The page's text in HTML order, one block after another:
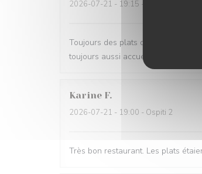
2026-07-21 - 19:15 - Ospiti 3
Toujours des plats délicieux et
toujours aussi accueillant. A
Karine F
2026-07-21 - 19:00 - Ospiti 2
Très bon restaurant. Les plats